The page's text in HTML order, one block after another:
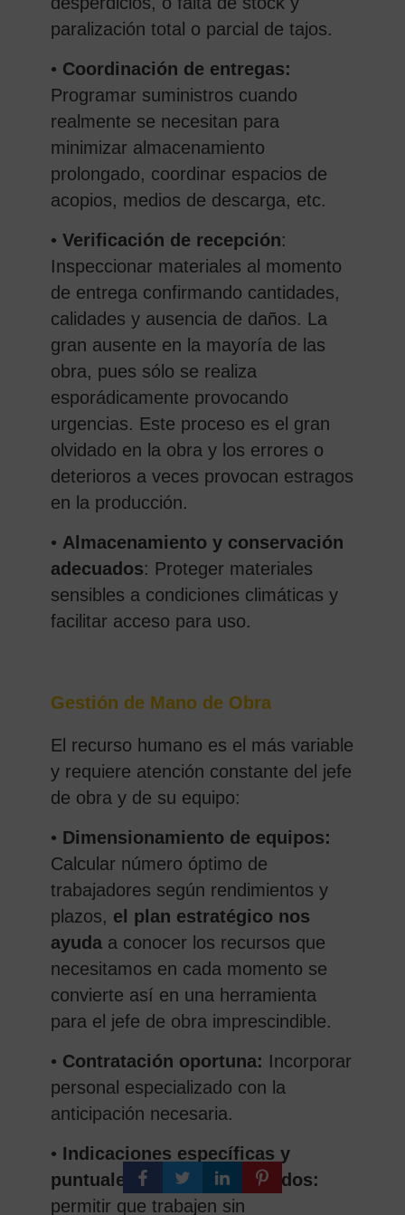
paralización total o parcial de tajos.
• Coordinación de entregas:
Programar suministros cuando
realmente se necesitan para
minimizar almacenamiento
prolongado, coordinar espacios de
acopios, medios de descarga, etc.
• Verificación de recepción:
Inspeccionar materiales al momento
de entrega confirmando cantidades,
calidades y ausencia de daños. La
gran ausente en la mayoría de las
obra, pues sólo se realiza
esporádicamente provocando
urgencias. Este proceso es el gran
olvidado en la obra y los errores o
deterioros a veces provocan estragos
en la producción.
• Almacenamiento y conservación
adecuados: Proteger materiales
sensibles a condiciones climáticas y
facilitar acceso para uso.
Gestión de Mano de Obra
El recurso humano es el más variable
y requiere atención constante del jefe
de obra y de su equipo:
• Dimensionamiento de equipos:
Calcular número óptimo de
trabajadores según rendimientos y
plazos, el plan estratégico nos
ayudaa conocer los recursos que
necesitamos en cada momento se
convierte así en una herramienta
para el jefe de obra imprescindible.
• Contratación oportuna: Incorporar
personal especializado con la
anticipación necesaria.
• Indicaciones específicas y
puntuales en tajos preparados:
permitir que trabajen sin